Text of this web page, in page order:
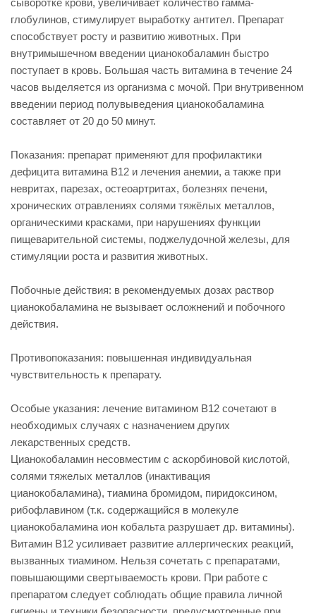
сыворотке крови, увеличивает количество гамма-
глобулинов, стимулирует выработку антител. Препарат
способствует росту и развитию животных. При
внутримышечном введении цианокобаламин быстро
поступает в кровь. Большая часть витамина в течение 24
часов выделяется из организма с мочой. При внутривенном
введении период полувыведения цианокобаламина
составляет от 20 до 50 минут.
Показания: препарат применяют для профилактики
дефицита витамина В12 и лечения анемии, а также при
невритах, парезах, остеоартритах, болезнях печени,
хронических отравлениях солями тяжёлых металлов,
органическими красками, при нарушениях функции
пищеварительной системы, поджелудочной железы, для
стимуляции роста и развития животных.
Побочные действия: в рекомендуемых дозах раствор
цианокобаламина не вызывает осложнений и побочного
действия.
Противопоказания: повышенная индивидуальная
чувствительность к препарату.
Особые указания: лечение витамином В12 сочетают в
необходимых случаях с назначением других
лекарственных средств.
Цианокобаламин несовместим с аскорбиновой кислотой,
солями тяжелых металлов (инактивация
цианокобаламина), тиамина бромидом, пиридоксином,
рибофлавином (т.к. содержащийся в молекуле
цианокобаламина ион кобальта разрушает др. витамины).
Витамин В12 усиливает развитие аллергических реакций,
вызванных тиамином. Нельзя сочетать с препаратами,
повышающими свертываемость крови. При работе с
препаратом следует соблюдать общие правила личной